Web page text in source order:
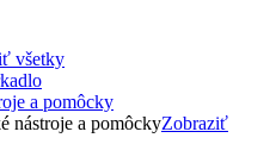
všetky
a pomôcky
nástroje a pomôckyZobraziť